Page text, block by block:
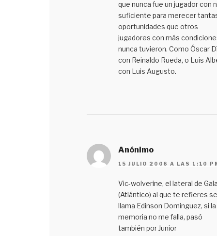
que nunca fue un jugador con
suficiente para merecer
oportunidades que otros
jugadores con más
nunca tuvieron. Como Óscar
con Reinaldo Rueda, o Luis
con Luis Augusto.
Anónimo
15 JULIO 2006 A LAS 1:10
Vic-wolverine, el lateral de
(Atlántico) al que te refieres se
llama Edinson Dominguez, si la
memoria no me falla, pasó
también por Junior